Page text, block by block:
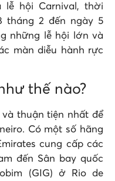
lễ hội Carnival, thời
tháng 2 đến ngày 5
những lễ hội lớn và
màn diễu hành rực
thế nào?
thuận tiện nhất để
Có một số hãng
cung cấp các
đến Sân bay quốc
(GIG) ở Rio de